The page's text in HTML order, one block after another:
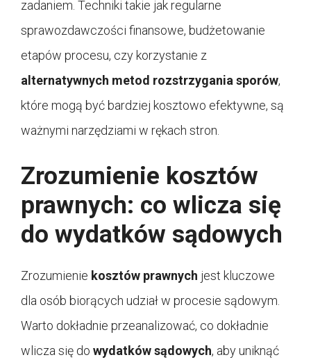
zadaniem. Techniki takie jak regularne
sprawozdawczości finansowe, budżetowanie
etapów procesu, czy korzystanie z
alternatywnych metod rozstrzygania sporów,
które mogą być bardziej kosztowo efektywne, są
ważnymi narzędziami w rękach stron.
Zrozumienie kosztów
prawnych: co wlicza się
do wydatków sądowych
Zrozumienie kosztów prawnych jest kluczowe
dla osób biorących udział w procesie sądowym.
Warto dokładnie przeanalizować, co dokładnie
wlicza się do wydatków sądowych, aby uniknąć